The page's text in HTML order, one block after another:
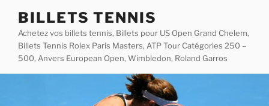
content
BILLETS TENNIS
Achetez vos billets tennis, Billets pour US Open Grand Chelem,
Billets Tennis Rolex Paris Masters, ATP Tour Catégories 250 –
500, Anvers European Open, Wimbledon, Roland Garros